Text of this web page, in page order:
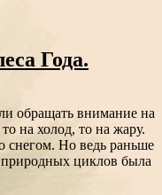
Года.
обращать внимание на
на холод, то на жару.
снегом. Но ведь раньше
циклов была